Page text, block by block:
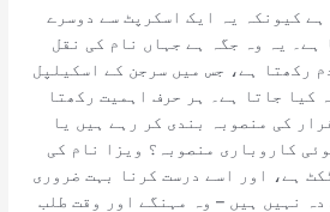
کیونکہ یہ ایک اسکرپٹ سے دوسرے
ہے۔ یہ وہ جگہ ہے جہاں نام کی نقل
رکھتا ہے، جس میں سرجن کے اسکیلپل
کیا جاتا ہے۔ ہر حرف اہمیت رکھتا
کی منصوبہ بندی کر رہے ہیں یا
کاروباری منصوبہ؟ ویزا نام کی
ہے، اور اسے درست کرنا بہت ضروری
دہ نہیں ہیں – وہ مہنگے اور وقت طلب